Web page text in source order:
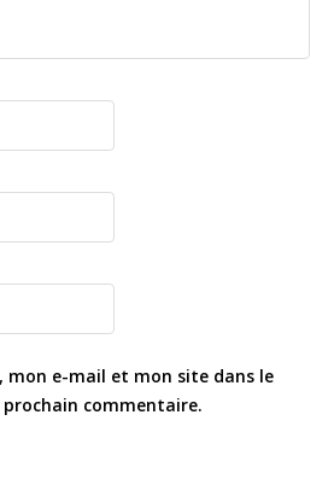
mon e-mail et mon site dans le
commentaire.